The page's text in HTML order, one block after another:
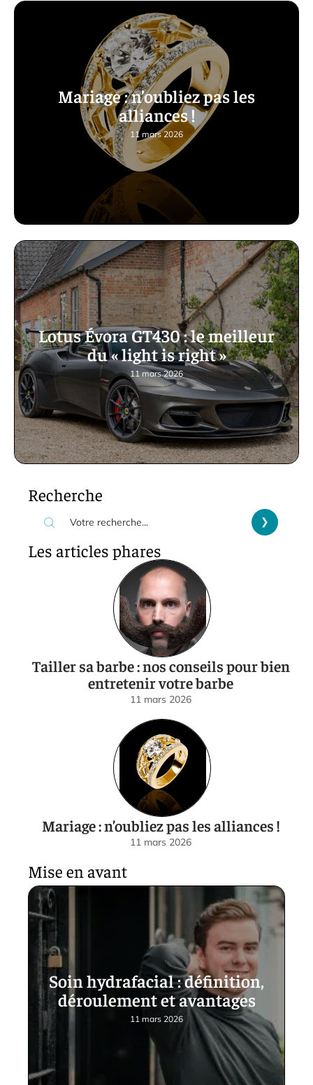
Mariage : n’oubliez pas les
alliances !
11 mars 2026
Lotus Évora GT430 : le meilleur
du « light is right »
11 mars 2026
Recherche
Les articles phares
Tailler sa barbe : nos conseils pour bien
entretenir votre barbe
11 mars 2026
Mariage : n’oubliez pas les alliances !
11 mars 2026
Mise en avant
Soin hydrafacial : définition,
déroulement et avantages
11 mars 2026